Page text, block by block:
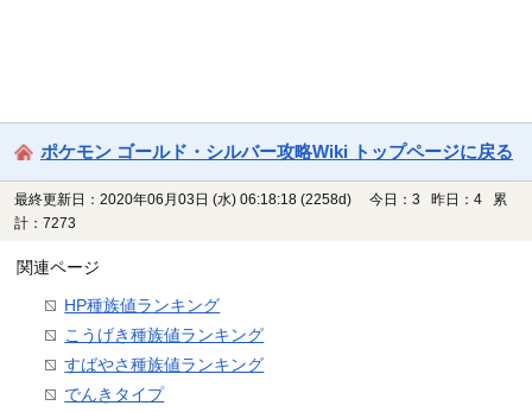
ポケモン ゴールド・シルバー攻略Wiki トップページに戻る
最終更新日：2020年06月03日 (水) 06:18:18 (2258d)
今日：3 昨日：4 累
計：7273
関連ページ
HP種族値ランキング
こうげき種族値ランキング
すばやさ種族値ランキング
でんきタイプ